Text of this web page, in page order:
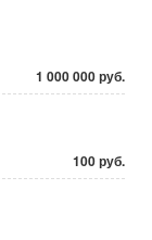
1 000 000 руб.
100 руб.